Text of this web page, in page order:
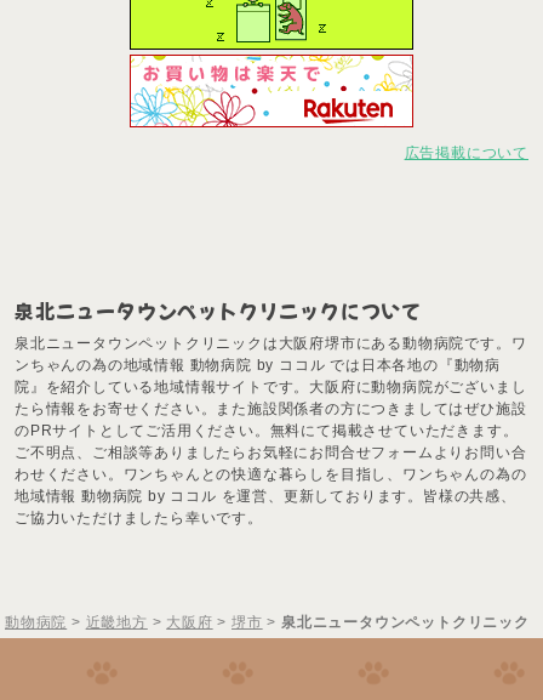
広告掲載について
泉北ニュータウンペットクリニックについて
泉北ニュータウンペットクリニックは大阪府堺市にある動物病院です。ワ
ンちゃんの為の地域情報 動物病院 by ココル では日本各地の『動物病
院』を紹介している地域情報サイトです。大阪府に動物病院がございまし
たら情報をお寄せください。また施設関係者の方につきましてはぜひ施設
のPRサイトとしてご活用ください。無料にて掲載させていただきます。
ご不明点、ご相談等ありましたらお気軽にお問合せフォームよりお問い合
わせください。ワンちゃんとの快適な暮らしを目指し、ワンちゃんの為の
地域情報 動物病院 by ココル を運営、更新しております。皆様の共感、
ご協力いただけましたら幸いです。
動物病院 > 近畿地方 > 大阪府 >堺市 >泉北ニュータウンペットクリニック